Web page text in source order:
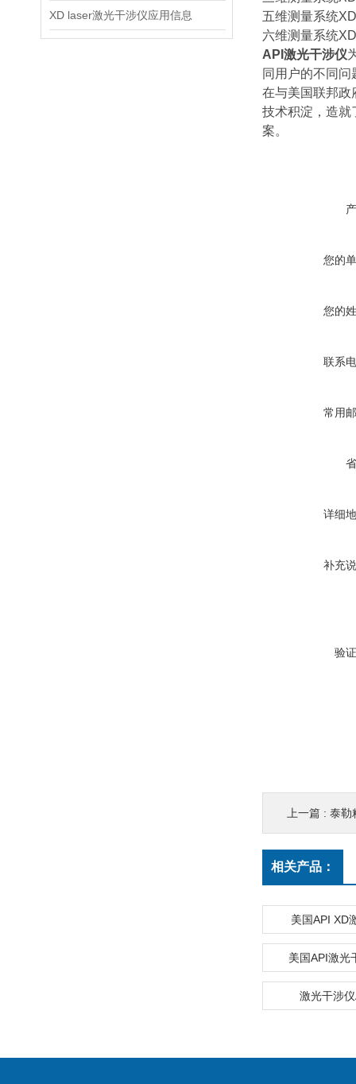
XD laser激光干涉仪应用信息
五维测量系统
六维测量系统
API激光干涉仪
同用户的不同
在与美国联邦政
技术积淀，造就
案。
您的
您的
联系
常用
详细
补充
验
上一篇 : 泰勒
相关产品：
美国API XD
美国API激光
激光干涉